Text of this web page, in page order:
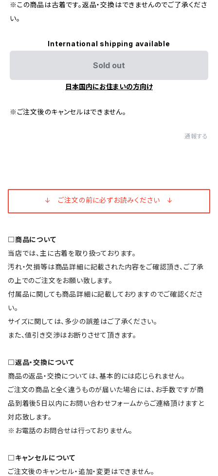
※この商品は古着です。返品・交換はできませんのでご了承くださ
い。
International shipping available
Sold out
日本国内にお住まいの方向け
※ご注文後のキャンセルはできません。
通報する
↓ ご注文の前に必ずお読みください ↓
□商品について
当店では、主に古着を取り扱っております。
汚れ・欠損等は商品詳細に記載された内容をご確認頂き、ご了承
の上でのご注文をお願い致します。
付属品に関しても商品詳細に記載しておりますのでご確認くださ
い。
サイズに関しては、多少の誤差はご了承ください。
また、値引き交渉はお断りさせて頂きます。
□返品・交換について
商品の返品・交換については、基本的には応じられません。
ご注文の商品と全く違うものが届いた場合には、お手数ですが商
品到着後5日以内にお問い合わせフォームからご連絡頂けますと
対応致します。
※お電話のお問合せは行っておりません。
□キャンセルについて
ご注文後のキャンセル・追加・変更はできません。